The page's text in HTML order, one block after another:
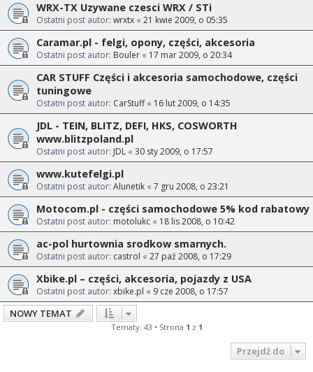
WRX-TX Uzywane czesci WRX / STi
Ostatni post autor: wrxtx « 21 kwie 2009, o 05:35
Caramar.pl - felgi, opony, części, akcesoria
Ostatni post autor: Bouler « 17 mar 2009, o 20:34
CAR STUFF Części i akcesoria samochodowe, części
tuningowe
Ostatni post autor: CarStuff« 16 lut 2009, o 14:35
JDL - TEIN, BLITZ, DEFI, HKS, COSWORTH
www.blitzpoland.pl
Ostatni post autor: JDL « 30 sty 2009, o 17:57
www.kutefelgi.pl
Ostatni post autor: Alunetik « 7 gru 2008, o 23:21
Motocom.pl - części samochodowe 5% kod rabatowy
Ostatni post autor: motolukc « 18 lis 2008, o 10:42
ac-pol hurtownia srodkow smarnych.
Ostatni post autor: castrol « 27 paź 2008, o 17:29
Xbike.pl – części, akcesoria, pojazdy z USA
Ostatni post autor: xbike.pl « 9 cze 2008, o 17:57
NOWY TEMAT
Tematy: 43 • Strona 1 z 1
Przejdź do